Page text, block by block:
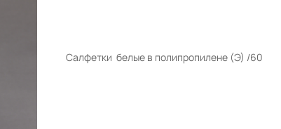
Салфетки белые в полипропилене (Э) /60